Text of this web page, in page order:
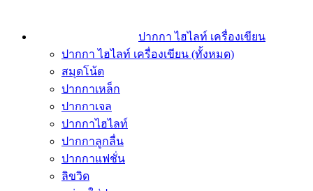
ปากกา ไฮไลท์ เครื่องเขียน
ปากกา ไฮไลท์ เครื่องเขียน (ทั้งหมด)
สมุดโน้ต
ปากกาเหล็ก
ปากกาเจล
ปากกาไฮไลท์
ปากกาลูกลื่น
ปากกาแฟชั่น
ลิขวิด